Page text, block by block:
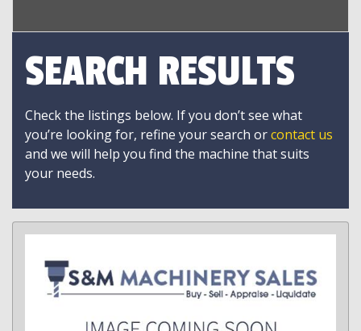
SEARCH RESULTS
Check the listings below. If you don’t see what
you’re looking for, refine your search orcontact us
and we will help you find the machine that suits
your needs.